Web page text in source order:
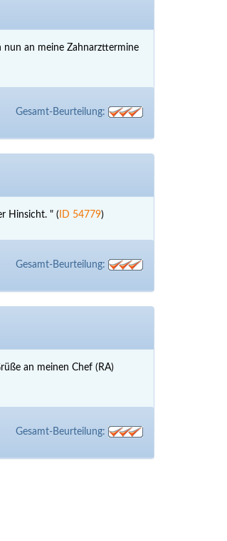
an meine Zahnarzttermine
Gesamt-Beurteilung:
Hinsicht. " ( ID 54779)
Gesamt-Beurteilung:
an meinen Chef (RA)
Gesamt-Beurteilung: